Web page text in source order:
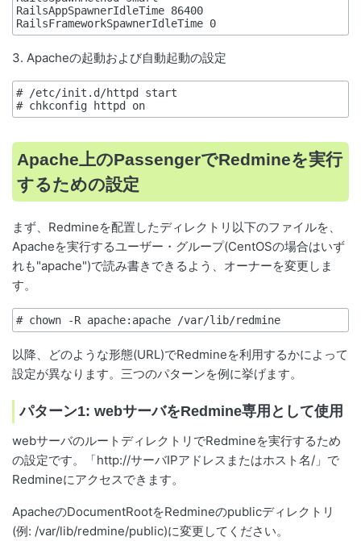
RailsAppSpawnerIdleTime 86400
3. Apacheの起動および自動起動の設定
# /etc/init.d/httpd start
Apache上のPassengerでRedmineを実行
するための設定
まず、Redmineを配置したディレクトリ以下のファイルを、
Apacheを実行するユーザー・グループ(CentOSの場合はいず
れも"apache")で読み書きできるよう、オーナーを変更しま
す。
以降、どのような形態(URL)でRedmineを利用するかによって
設定が異なります。三つのパターンを例に挙げます。
パターン1: webサーバをRedmine専用として使用
webサーバのルートディレクトリでRedmineを実行するため
の設定です。「http://サーバIPアドレスまたはホスト名/」で
Redmineにアクセスできます。
ApacheのDocumentRootをRedmineのpublicディレクトリ
(例: /var/lib/redmine/public)に変更してください。